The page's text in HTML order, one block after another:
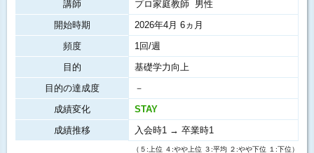
講師
プロ家庭教師 男性
開始時期
2026年4月 6ヵ月
頻度
1回/週
目的
基礎学力向上
目的の達成度
－
成績変化
STAY
成績推移
入会時1 → 卒業時1
（５:上位 ４:やや上位 ３:平均 ２:やや下位 １:下位）